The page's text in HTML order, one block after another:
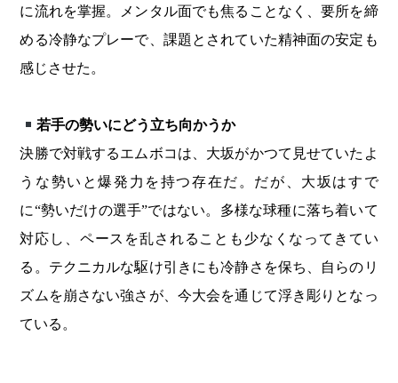
に流れを掌握。メンタル面でも焦ることなく、要所を締
める冷静なプレーで、課題とされていた精神面の安定も
感じさせた。
若手の勢いにどう立ち向かうか
決勝で対戦するエムボコは、大坂がかつて見せていたよ
うな勢いと爆発力を持つ存在だ。だが、大坂はすで
に“勢いだけの選手”ではない。多様な球種に落ち着いて
対応し、ペースを乱されることも少なくなってきてい
る。テクニカルな駆け引きにも冷静さを保ち、自らのリ
ズムを崩さない強さが、今大会を通じて浮き彫りとなっ
ている。